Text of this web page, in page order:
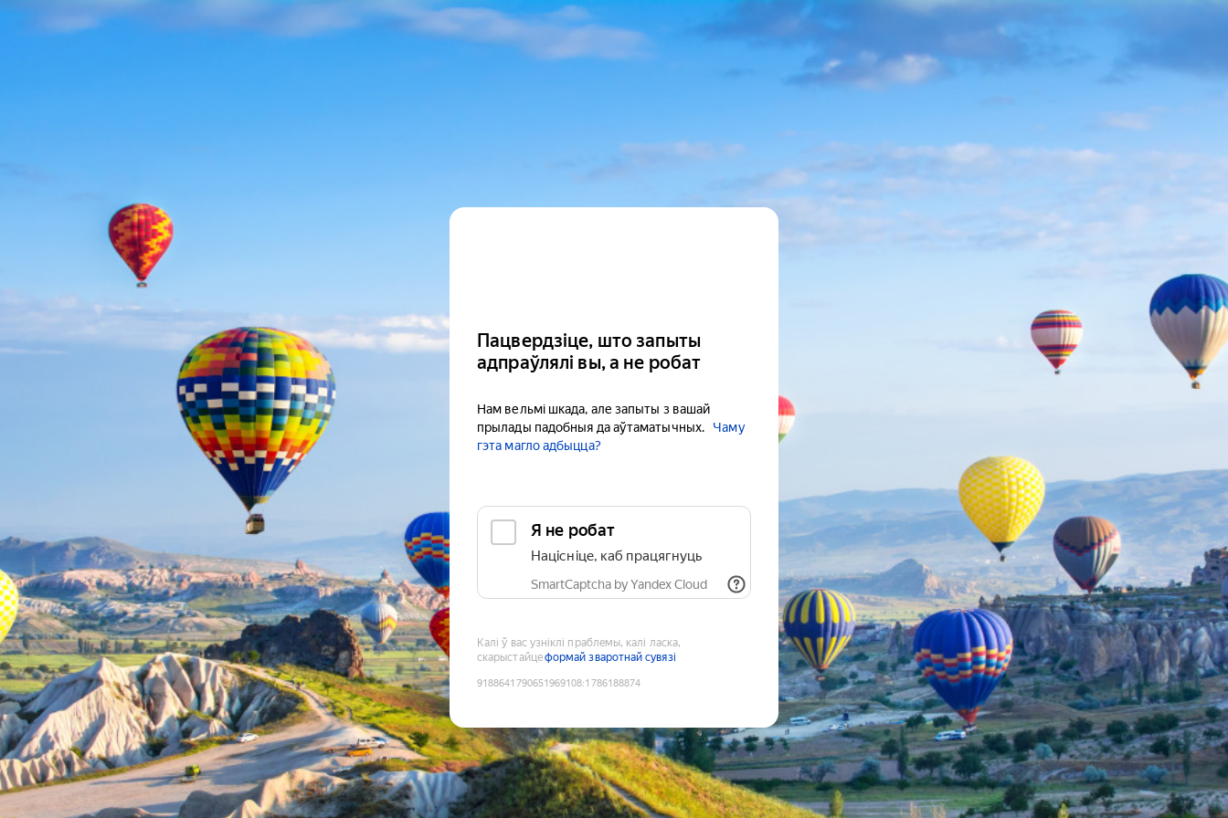
Пацвердзіце, што запыты
адпраўлялі вы, а не робат
Нам вельмі шкада, але запыты з вашай
прылады падобныя да аўтаматычных.
Чаму
гэта магло адбыцца?
Я не робат
Націсніце, каб працягнуць
SmartCaptcha by Yandex Cloud
Калі ў вас узніклі праблемы, калі ласка,
скарыстайцеформай зваротнай сувязі
9188641790651969108:1786188874